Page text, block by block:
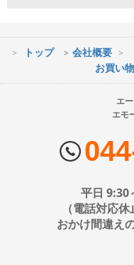
※最短到着をご希望の場合
※配送業者の状況により荷
ヤマト運輸・佐川急便・日
配送会社はお選びいただけ
時間指定は下記の通りです
トップ 会社概要
お買い
エ
エモ
平日 9:30
（電話対応
おかけ間違え